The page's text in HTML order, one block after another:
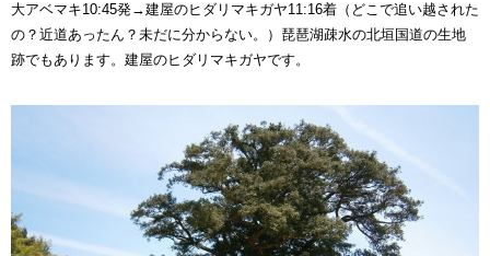
大アベマキ10:45発→建屋のヒダリマキガヤ11:16着（どこで追い越された
の？近道あったん？未だに分からない。）琵琶湖疎水の北垣国道の生地
跡でもあります。建屋のヒダリマキガヤです。